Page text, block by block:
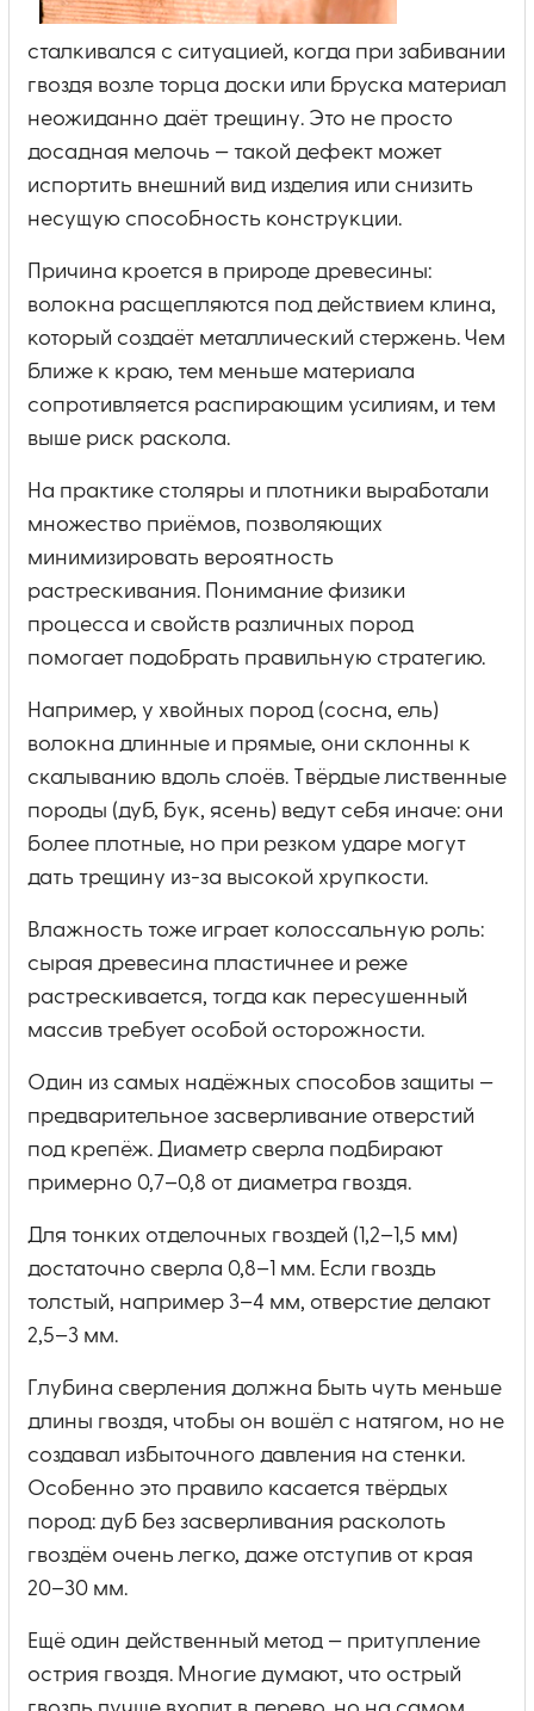
сталкивался с ситуацией, когда при забивании
гвоздя возле торца доски или бруска материал
неожиданно даёт трещину. Это не просто
досадная мелочь — такой дефект может
испортить внешний вид изделия или снизить
несущую способность конструкции.
Причина кроется в природе древесины:
волокна расщепляются под действием клина,
который создаёт металлический стержень. Чем
ближе к краю, тем меньше материала
сопротивляется распирающим усилиям, и тем
выше риск раскола.
На практике столяры и плотники выработали
множество приёмов, позволяющих
минимизировать вероятность
растрескивания. Понимание физики
процесса и свойств различных пород
помогает подобрать правильную стратегию.
Например, у хвойных пород (сосна, ель)
волокна длинные и прямые, они склонны к
скалыванию вдоль слоёв. Твёрдые лиственные
породы (дуб, бук, ясень) ведут себя иначе: они
более плотные, но при резком ударе могут
дать трещину из-за высокой хрупкости.
Влажность тоже играет колоссальную роль:
сырая древесина пластичнее и реже
растрескивается, тогда как пересушенный
массив требует особой осторожности.
Один из самых надёжных способов защиты —
предварительное засверливание отверстий
под крепёж. Диаметр сверла подбирают
примерно 0,7–0,8 от диаметра гвоздя.
Для тонких отделочных гвоздей (1,2–1,5 мм)
достаточно сверла 0,8–1 мм. Если гвоздь
толстый, например 3–4 мм, отверстие делают
2,5–3 мм.
Глубина сверления должна быть чуть меньше
длины гвоздя, чтобы он вошёл с натягом, но не
создавал избыточного давления на стенки.
Особенно это правило касается твёрдых
пород: дуб без засверливания расколоть
гвоздём очень легко, даже отступив от края
20–30 мм.
Ещё один действенный метод — притупление
острия гвоздя. Многие думают, что острый